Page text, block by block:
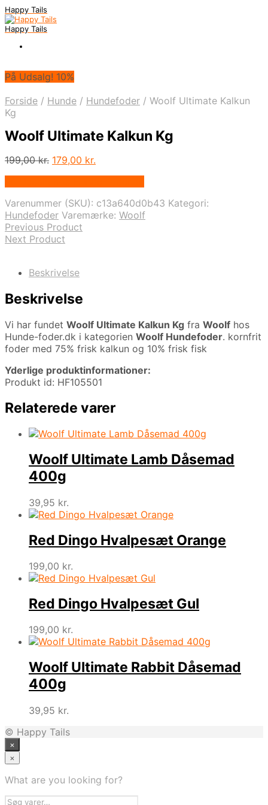
Happy Tails
Happy Tails
På Udsalg! 10%
Forside / Hunde / Hundefoder / Woolf Ultimate Kalkun
Kg
Woolf Ultimate Kalkun Kg
199,00kr. Den
199,00 kr..
179,00 kr.
179,00 kr..
Varenummer (SKU): c13a640d0b43 Kategori:
Hundefoder Varemærke: Woolf
Previous Product
Next Product
Beskrivelse
Beskrivelse
Vi har fundet Woolf Ultimate Kalkun Kg fra Woolf hos
Hunde-foder.dk i kategorien Woolf Hundefoder. kornfrit
foder med 75% frisk kalkun og 10% frisk fisk
Yderlige produktinformationer:
Produkt id: HF105501
Relaterede varer
Woolf Ultimate Lamb Dåsemad
400g
39,95 kr.
Red Dingo Hvalpesæt Orange
199,00 kr.
Red Dingo Hvalpesæt Gul
199,00 kr.
Woolf Ultimate Rabbit Dåsemad
400g
39,95 kr.
© Happy Tails
×
×
What are you looking for?